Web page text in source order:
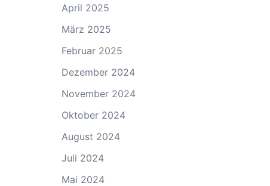
April 2025
März 2025
Februar 2025
Dezember 2024
November 2024
Oktober 2024
August 2024
Juli 2024
Mai 2024